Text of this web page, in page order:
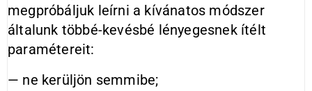
megpróbáljuk leírni a kívánatos módszer
általunk többé-kevésbé lényegesnek ítélt
paramétereit:
— ne kerüljön semmibe;